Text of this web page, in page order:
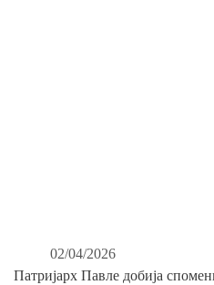
02/04/2026
Патријарх Павле добија